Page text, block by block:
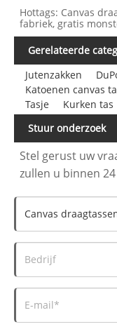
Hottags: Canvas
fabriek, gratis
Gerelateerde
Jutenzakken
Katoenen canvas
Tasje
Kurken tas
Stuur onderzoek
Stel gerust uw
zullen u binnen